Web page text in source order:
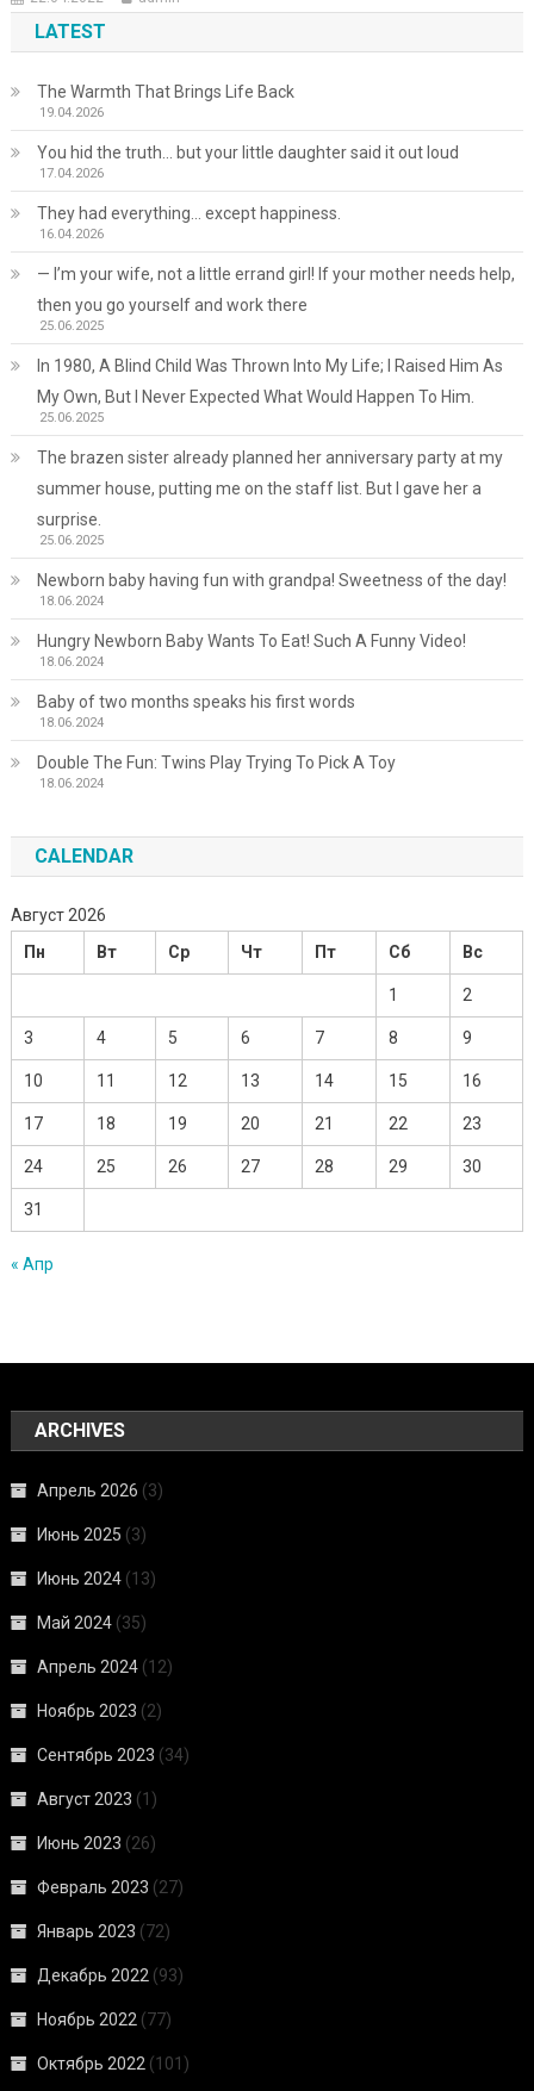
LATEST
The Warmth That Brings Life Back
19.04.2026
You hid the truth… but your little daughter said it out loud
17.04.2026
They had everything… except happiness.
16.04.2026
— I’m your wife, not a little errand girl! If your mother needs help,
then you go yourself and work there
25.06.2025
In 1980, A Blind Child Was Thrown Into My Life; I Raised Him As
My Own, But I Never Expected What Would Happen To Him.
25.06.2025
The brazen sister already planned her anniversary party at my
summer house, putting me on the staff list. But I gave her a
surprise.
25.06.2025
Newborn baby having fun with grandpa! Sweetness of the day!
18.06.2024
Hungry Newborn Baby Wants To Eat! Such A Funny Video!
18.06.2024
Baby of two months speaks his first words
18.06.2024
Double The Fun: Twins Play Trying To Pick A Toy
18.06.2024
CALENDAR
Август 2026
Пн
Вт Ср Чт Пт Сб Вс
1 2
3 4 5 6 7 8 9
10 11 12 13 14 15 16
17 18 19 20 21 22 23
24 25 26 27 28 29 30
31
« Апр
ARCHIVES
Апрель 2026 (3)
Июнь 2025 (3)
Июнь 2024 (13)
Май 2024 (35)
Апрель 2024 (12)
Ноябрь 2023 (2)
Сентябрь 2023 (34)
Август 2023 (1)
Июнь 2023 (26)
Февраль 2023 (27)
Январь 2023 (72)
Декабрь 2022 (93)
Ноябрь 2022 (77)
Октябрь 2022 (101)